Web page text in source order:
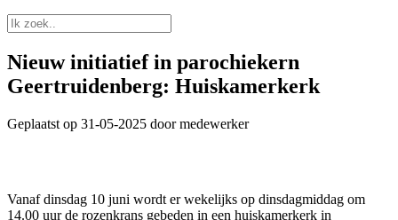
Nieuw initiatief in parochiekern
Geertruidenberg: Huiskamerkerk
Geplaatst op 31-05-2025 door medewerker
Vanaf dinsdag 10 juni wordt er wekelijks op dinsdagmiddag om
14.00 uur de rozenkrans gebeden in een huiskamerkerk in